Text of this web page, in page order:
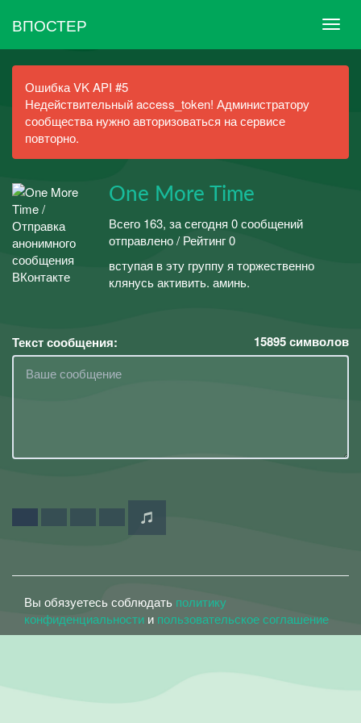
ВПОСТЕР
Ошибка VK API #5
Недействительный access_token! Администратору
сообщества нужно авторизоваться на сервисе
повторно.
One More Time
Всего 163, за сегодня 0 сообщений
отправлено / Рейтинг 0
вступая в эту группу я торжественно
клянусь активить. аминь.
Текст сообщения: 15895символов
Вы обязуетесь соблюдать политику
конфиденциальности и пользовательское соглашение